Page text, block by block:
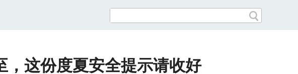
，这份度夏安全提示请收好